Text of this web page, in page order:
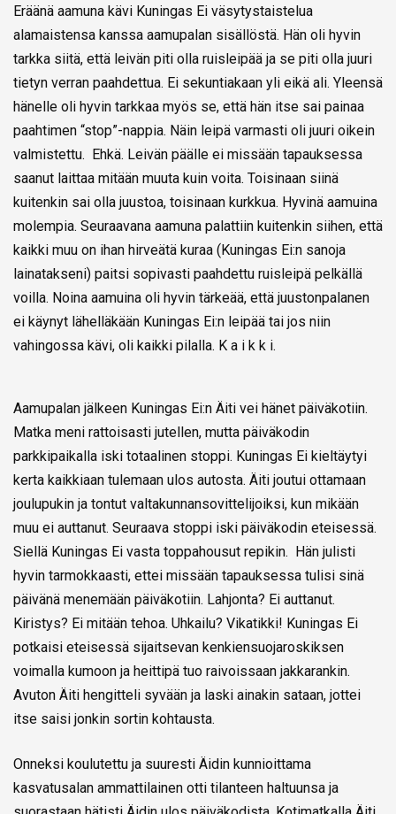
Eräänä aamuna kävi Kuningas Ei väsytystaistelua
alamaistensa kanssa aamupalan sisällöstä. Hän oli hyvin
tarkka siitä, että leivän piti olla ruisleipää ja se piti olla juuri
tietyn verran paahdettua. Ei sekuntiakaan yli eikä ali. Yleensä
hänelle oli hyvin tarkkaa myös se, että hän itse sai painaa
paahtimen “stop”-nappia. Näin leipä varmasti oli juuri oikein
valmistettu. Ehkä. Leivän päälle ei missään tapauksessa
saanut laittaa mitään muuta kuin voita. Toisinaan siinä
kuitenkin sai olla juustoa, toisinaan kurkkua. Hyvinä aamuina
molempia. Seuraavana aamuna palattiin kuitenkin siihen, että
kaikki muu on ihan hirveätä kuraa (Kuningas Ei:n sanoja
lainatakseni) paitsi sopivasti paahdettu ruisleipä pelkällä
voilla. Noina aamuina oli hyvin tärkeää, että juustonpalanen
ei käynyt lähelläkään Kuningas Ei:n leipää tai jos niin
vahingossa kävi, oli kaikki pilalla. K a i k k i.
Aamupalan jälkeen Kuningas Ei:n Äiti vei hänet päiväkotiin.
Matka meni rattoisasti jutellen, mutta päiväkodin
parkkipaikalla iski totaalinen stoppi. Kuningas Ei kieltäytyi
kerta kaikkiaan tulemaan ulos autosta. Äiti joutui ottamaan
joulupukin ja tontut valtakunnansovittelijoiksi, kun mikään
muu ei auttanut. Seuraava stoppi iski päiväkodin eteisessä.
Siellä Kuningas Ei vasta toppahousut repikin. Hän julisti
hyvin tarmokkaasti, ettei missään tapauksessa tulisi sinä
päivänä menemään päiväkotiin. Lahjonta? Ei auttanut.
Kiristys? Ei mitään tehoa. Uhkailu? Vikatikki! Kuningas Ei
potkaisi eteisessä sijaitsevan kenkiensuojaroskiksen
voimalla kumoon ja heittipä tuo raivoissaan jakkarankin.
Avuton Äiti hengitteli syvään ja laski ainakin sataan, jottei
itse saisi jonkin sortin kohtausta.
Onneksi koulutettu ja suuresti Äidin kunnioittama
kasvatusalan ammattilainen otti tilanteen haltuunsa ja